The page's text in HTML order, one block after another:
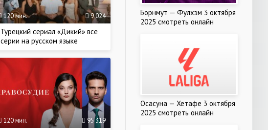
Турецкий сериал «Дикий» все
серии на русском языке
9 024
120 мин.
95 319
120 мин.
Борнмут — Фулхэм 3 октября
2025 смотреть онлайн
Осасуна — Хетафе 3 октября
2025 смотреть онлайн